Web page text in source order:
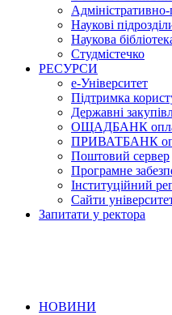
Адміністративно-
Наукові
Наукова
Студмістечко
РЕСУРСИ
е-Університет
Підтримка
Державні
ОЩАДБАНК
ПРИВАТБАНК
Поштовий сервер
Програмне
Інституційний
Сайти
Запитати у ректора
НОВИНИ